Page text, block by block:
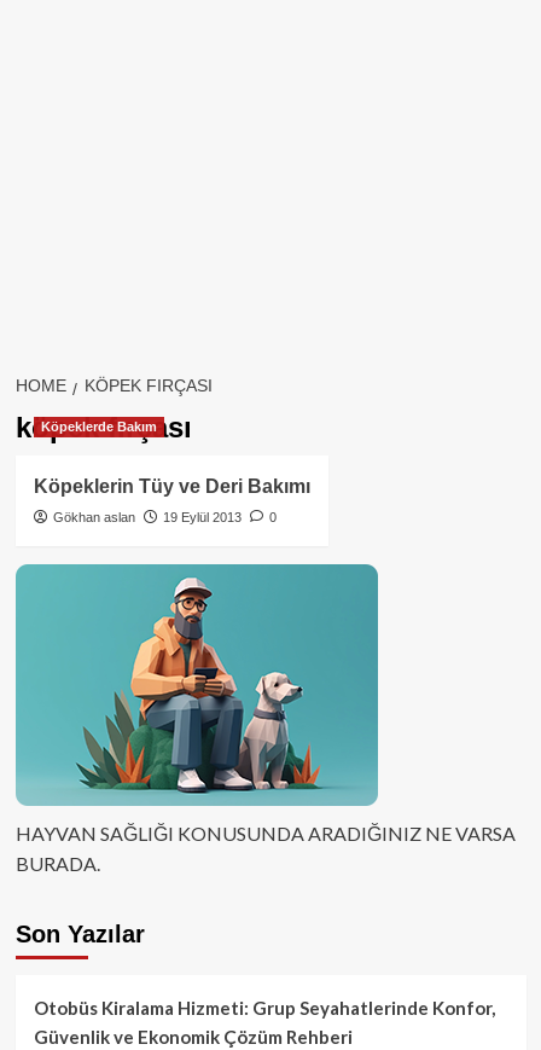
HOME KÖPEK FIRÇASI
köpek fırçası
Köpeklerde Bakım
Köpeklerin Tüy ve Deri Bakımı
Gökhan aslan 19 Eylül 2013 0
HAYVAN SAĞLIĞI KONUSUNDA ARADIĞINIZ NE VARSA
BURADA.
Son Yazılar
Otobüs Kiralama Hizmeti: Grup Seyahatlerinde Konfor,
Güvenlik ve Ekonomik Çözüm Rehberi